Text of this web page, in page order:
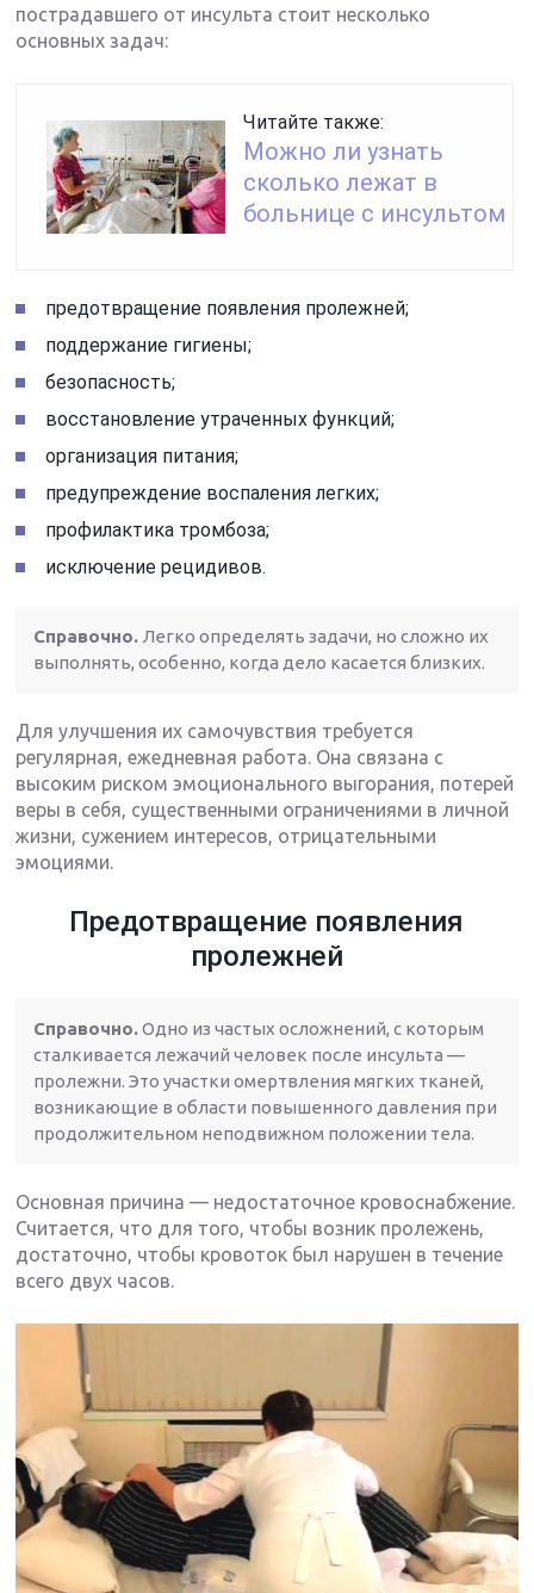
пострадавшего от инсульта стоит несколько
основных задач:
Читайте также:
Можно ли узнать
сколько лежат в
больнице с инсультом
предотвращение появления пролежней;
поддержание гигиены;
безопасность;
восстановление утраченных функций;
организация питания;
предупреждение воспаления легких;
профилактика тромбоза;
исключение рецидивов.
Справочно. Легко определять задачи, но сложно их
выполнять, особенно, когда дело касается близких.
Для улучшения их самочувствия требуется
регулярная, ежедневная работа. Она связана с
высоким риском эмоционального выгорания, потерей
веры в себя, существенными ограничениями в личной
жизни, сужением интересов, отрицательными
эмоциями.
Предотвращение появления
пролежней
Справочно.Одно из частых осложнений, с которым
сталкивается лежачий человек после инсульта —
пролежни. Это участки омертвления мягких тканей,
возникающие в области повышенного давления при
продолжительном неподвижном положении тела.
Основная причина — недостаточное кровоснабжение.
Считается, что для того, чтобы возник пролежень,
достаточно, чтобы кровоток был нарушен в течение
всего двух часов.